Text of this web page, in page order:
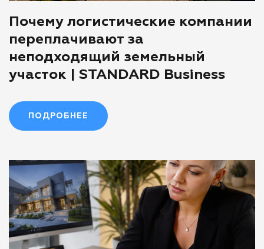
Почему логистические компании
переплачивают за
неподходящий земельный
участок | STANDARD Business
ПОДРОБНЕЕ